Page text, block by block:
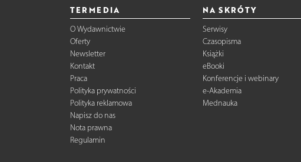
TERMEDIA
O Wydawnictwie
Oferty
Newsletter
Kontakt
Praca
Polityka prywatności
Polityka reklamowa
Napisz do nas
Nota prawna
Regulamin
NA SKRÓTY
Serwisy
Czasopisma
Książki
eBooki
Konferencje i webinary
e-Akademia
Mednauka